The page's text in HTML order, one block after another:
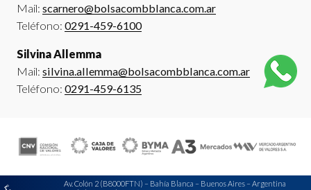
Mail: scarnero@bolsacombblanca.com.ar
Teléfono: 0291-459-6100
Silvina Allemma
Mail: silvina.allemma@bolsacombblanca.com.ar
Teléfono: 0291-459-6135
Av. Colón 2 (B8000FTN) – Bahía Blanca – Buenos Aires – Argentina